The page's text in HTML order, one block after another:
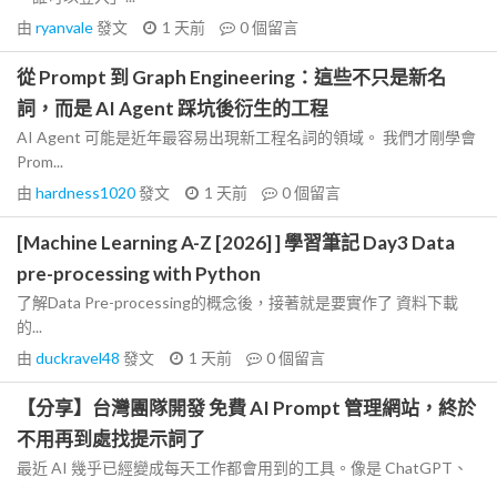
由 ryanvale發文 1 天前 0個留言
從 Prompt 到 Graph Engineering：這些不只是新名
詞，而是 AI Agent 踩坑後衍生的工程
AI Agent 可能是近年最容易出現新工程名詞的領域。 我們才剛學會
Prom...
由 hardness1020發文 1 天前 0個留言
[Machine Learning A-Z [2026] ] 學習筆記 Day3 Data
pre-processing with Python
了解Data Pre-processing的概念後，接著就是要實作了 資料下載
的...
由 duckravel48 發文 1 天前 0個留言
【分享】台灣團隊開發 免費 AI Prompt 管理網站，終於
不用再到處找提示詞了
最近 AI 幾乎已經變成每天工作都會用到的工具。像是 ChatGPT、